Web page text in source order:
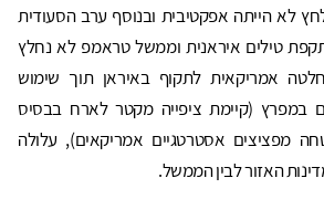
לא הייתה אפקטיבית ובנוסף ערב הסעודית
טילים איראנית וממשל טראמפ לא נחלץ
אמריקאית לתקוף באיראן תוך שימוש
במפרץ (קיימת ציפייה מקטר לארח בבסיס
מפציצים אסטרטגיים אמריקאים), עלולה
האזור לבין הממשל.